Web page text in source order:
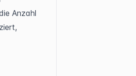
Anzahl